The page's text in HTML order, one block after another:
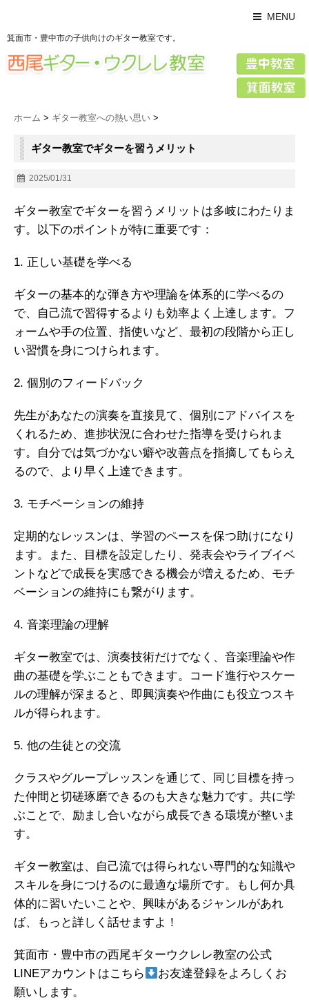
MENU
箕面市・豊中市の子供向けのギター教室です。
ホーム > ギター教室への熱い思い >
ギター教室でギターを習うメリット
2025/01/31
ギター教室でギターを習うメリットは多岐にわたりま
す。以下のポイントが特に重要です：
1. 正しい基礎を学べる
ギターの基本的な弾き方や理論を体系的に学べるの
で、自己流で習得するよりも効率よく上達します。フ
ォームや手の位置、指使いなど、最初の段階から正し
い習慣を身につけられます。
2. 個別のフィードバック
先生があなたの演奏を直接見て、個別にアドバイスを
くれるため、進捗状況に合わせた指導を受けられま
す。自分では気づかない癖や改善点を指摘してもらえ
るので、より早く上達できます。
3. モチベーションの維持
定期的なレッスンは、学習のペースを保つ助けになり
ます。また、目標を設定したり、発表会やライブイベ
ントなどで成長を実感できる機会が増えるため、モチ
ベーションの維持にも繋がります。
4. 音楽理論の理解
ギター教室では、演奏技術だけでなく、音楽理論や作
曲の基礎を学ぶこともできます。コード進行やスケー
ルの理解が深まると、即興演奏や作曲にも役立つスキ
ルが得られます。
5. 他の生徒との交流
クラスやグループレッスンを通じて、同じ目標を持っ
た仲間と切磋琢磨できるのも大きな魅力です。共に学
ぶことで、励まし合いながら成長できる環境が整いま
す。
ギター教室は、自己流では得られない専門的な知識や
スキルを身につけるのに最適な場所です。もし何か具
体的に習いたいことや、興味があるジャンルがあれ
ば、もっと詳しく話せますよ！
箕面市・豊中市の西尾ギターウクレレ教室の公式
LINEアカウントはこちら
お友達登録をよろしくお
願いします。